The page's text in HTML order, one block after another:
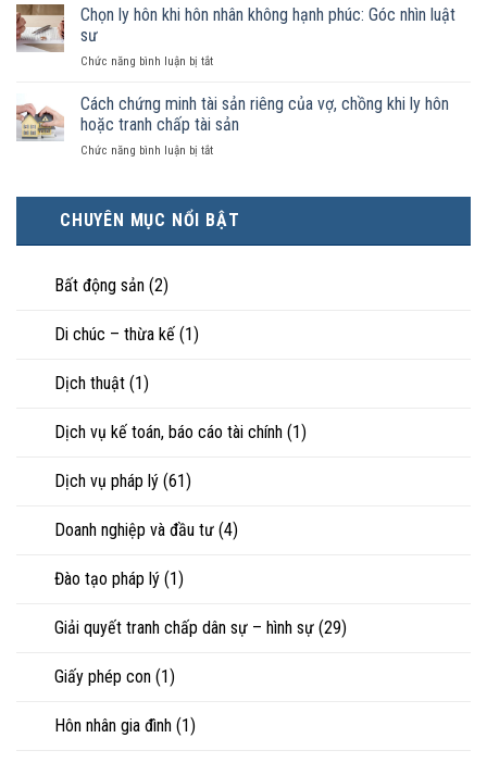
được
là
hôn
đăng
hôn
tài
sản
nào?
phải
điều
kinh
tế
hơn
trực
tiếp
nuôi
Chọn ly hôn khi hôn nhân không hạnh phúc: Góc nhìn luật
sư
Chức năng bình luận bị tắtở
ly
hôn
khi
hôn
hạnh
phúc:
Góc
Cách chứng minh tài sản riêng của vợ, chồng khi ly hôn
hoặc tranh chấp tài sản
Chức năng bình luận bị tắtở
tài
sản
chấp
CHUYÊN MỤC NỔI BẬT
Bất động sản (2)
Di chúc – thừa kế (1)
Dịch thuật (1)
Dịch vụ kế toán, báo cáo tài chính (1)
Dịch vụ pháp lý (61)
Doanh nghiệp và đầu tư (4)
Đào tạo pháp lý (1)
Giải quyết tranh chấp dân sự – hình sự (29)
Giấy phép con (1)
Hôn nhân gia đình (1)